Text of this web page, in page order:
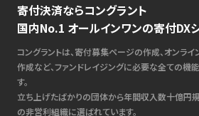
寄付決済ならコングラント
国内No.1 オールインワンの寄付DX
コングラントは、寄付募集ページの作成、オンラ
作成など、ファンドレイジングに必要な全ての機
す。
立ち上げたばかりの団体から年間収入数十億円
の非営利組織に選ばれています。